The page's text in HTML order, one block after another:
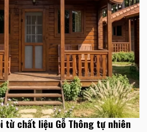
từ chất liệu Gỗ Thông tự nhiên